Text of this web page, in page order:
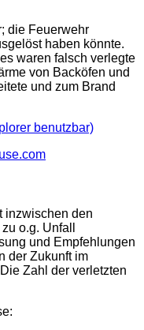
die Feuerwehr
haben könnte.
waren falsch verlegte
von Backöfen und
und zum Brand
benutzbar)
inzwischen den
o.g. Unfall
und Empfehlungen
der Zukunft im
Zahl der verletzten